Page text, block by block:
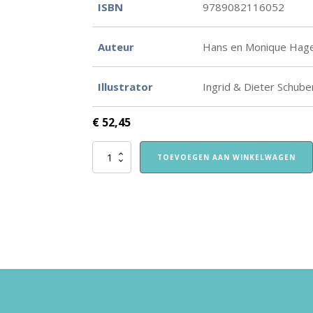
ISBN 9789082116052
Auteur Hans en Monique
Illustrator Ingrid & Dieter
€ 52,45
TOEVOEGEN AAN WINKELWAGEN